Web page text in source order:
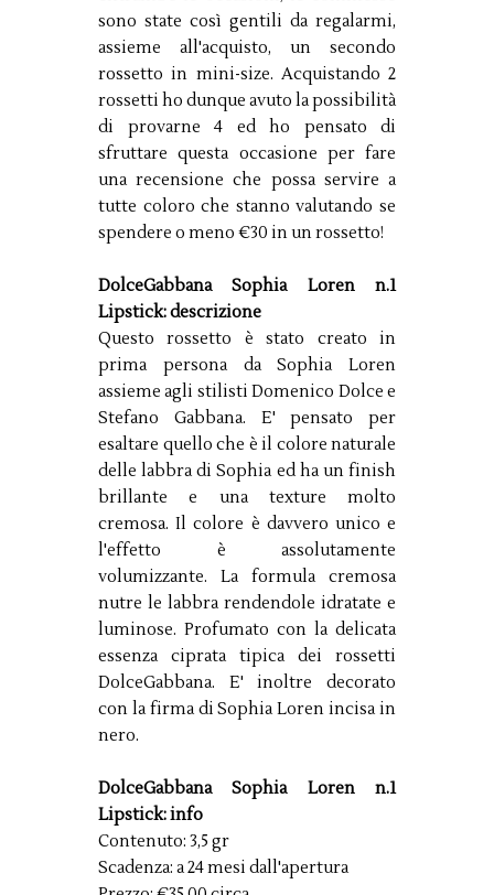
sono state così gentili da regalarmi,
assieme all'acquisto, un secondo
rossetto in mini-size. Acquistando 2
rossetti ho dunque avuto la possibilità
di provarne 4 ed ho pensato di
sfruttare questa occasione per fare
una recensione che possa servire a
tutte coloro che stanno valutando se
spendere o meno €30 in un rossetto!
DolceGabbana Sophia Loren n.1
Lipstick: descrizione
Questo rossetto è stato creato in
prima persona da Sophia Loren
assieme agli stilisti Domenico Dolce e
Stefano Gabbana. E' pensato per
esaltare quello che è il colore naturale
delle labbra di Sophia ed ha un finish
brillante e una texture molto
cremosa. Il colore è davvero unico e
l'effetto è assolutamente
volumizzante. La formula cremosa
nutre le labbra rendendole idratate e
luminose. Profumato con la delicata
essenza ciprata tipica dei rossetti
DolceGabbana. E' inoltre decorato
con la firma di Sophia Loren incisa in
nero.
DolceGabbana Sophia Loren n.1
Lipstick: info
Contenuto: 3,5 gr
Scadenza: a 24 mesi dall'apertura